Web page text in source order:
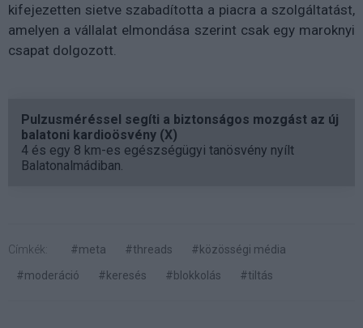
kifejezetten sietve szabadította a piacra a szolgáltatást,
amelyen a vállalat elmondása szerint csak egy maroknyi
csapat dolgozott.
Pulzusméréssel segíti a biztonságos mozgást az új
balatoni kardioösvény (X)
4 és egy 8 km-es egészségügyi tanösvény nyílt
Balatonalmádiban.
Címkék: #meta #threads
#közösségi média
#moderáció
#keresés #blokkolás #tiltás